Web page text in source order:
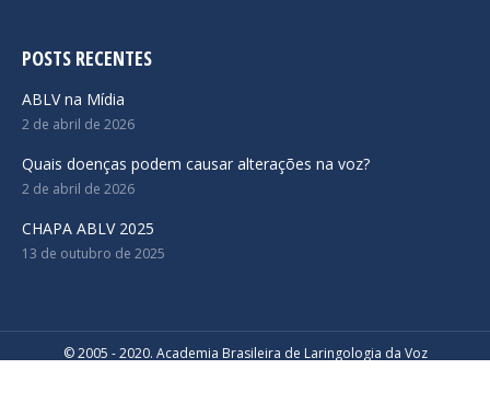
POSTS RECENTES
ABLV na Mídia
2 de abril de 2026
Quais doenças podem causar alterações na voz?
2 de abril de 2026
CHAPA ABLV 2025
13 de outubro de 2025
© 2005 - 2020. Academia Brasileira de Laringologia da Voz